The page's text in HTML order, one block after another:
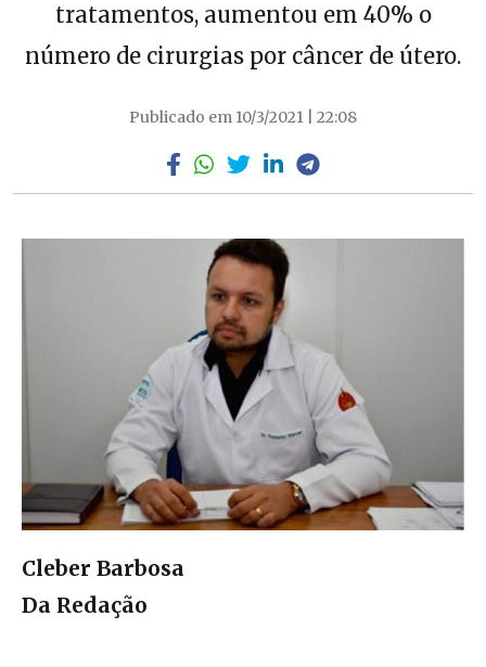
tratamentos, aumentou em 40% o
número de cirurgias por câncer de útero.
Publicado em 10/3/2021 | 22:08
Cleber Barbosa
Da Redação